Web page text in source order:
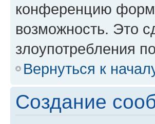
конференцию
возможность. Это
злоупотребления
Вернуться к
Создание